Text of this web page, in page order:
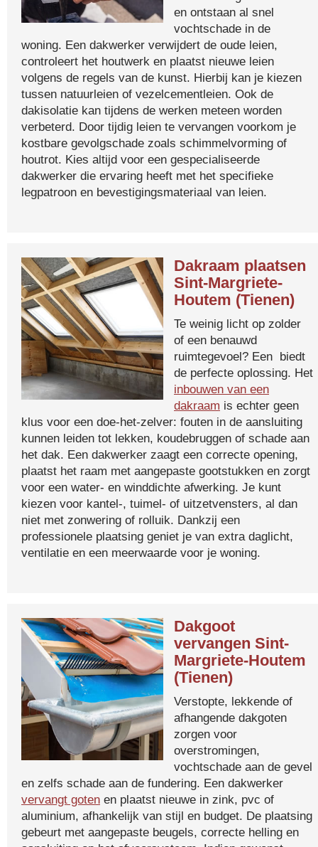
en ontstaan al snel
vochtschade in de
woning. Een dakwerker verwijdert de oude leien,
controleert het houtwerk en plaatst nieuwe leien
volgens de regels van de kunst. Hierbij kan je kiezen
tussen natuurleien of vezelcementleien. Ook de
dakisolatie kan tijdens de werken meteen worden
verbeterd. Door tijdig leien te vervangen voorkom je
kostbare gevolgschade zoals schimmelvorming of
houtrot. Kies altijd voor een gespecialiseerde
dakwerker die ervaring heeft met het specifieke
legpatroon en bevestigingsmateriaal van leien.
Dakraam plaatsen
Sint-Margriete-
Houtem (Tienen)
Te weinig licht op zolder
of een benauwd
ruimtegevoel? Een biedt
de perfecte oplossing. Het
inbouwen van een
dakraam is echter geen
klus voor een doe-het-zelver: fouten in de aansluiting
kunnen leiden tot lekken, koudebruggen of schade aan
het dak. Een dakwerker zaagt een correcte opening,
plaatst het raam met aangepaste gootstukken en zorgt
voor een water- en winddichte afwerking. Je kunt
kiezen voor kantel-, tuimel- of uitzetvensters, al dan
niet met zonwering of rolluik. Dankzij een
professionele plaatsing geniet je van extra daglicht,
ventilatie en een meerwaarde voor je woning.
Dakgoot
vervangen Sint-
Margriete-Houtem
(Tienen)
Verstopte, lekkende of
afhangende dakgoten
zorgen voor
overstromingen,
vochtschade aan de gevel
en zelfs schade aan de fundering. Een dakwerker
vervangt goten en plaatst nieuwe in zink, pvc of
aluminium, afhankelijk van stijl en budget. De plaatsing
gebeurt met aangepaste beugels, correcte helling en